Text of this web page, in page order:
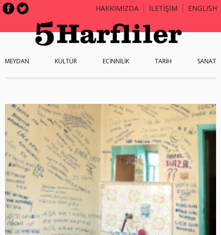
HAKKIMIZDA İLETİŞİM ENGLISH
MEYDAN KÜLTÜR ECİNNİLİK TARİH SANAT